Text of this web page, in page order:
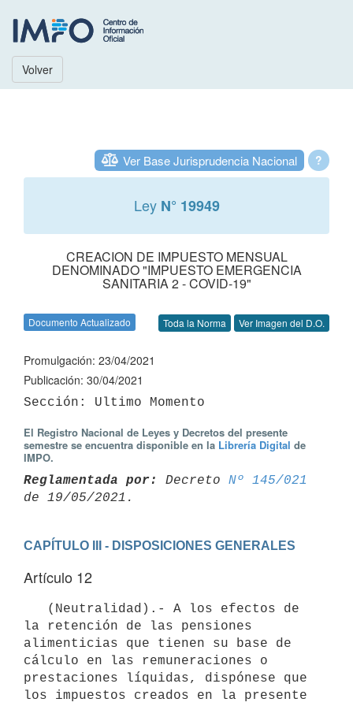
Volver
?
Ver Base Jurisprudencia Nacional
Ley N° 19949
CREACION DE IMPUESTO MENSUAL
DENOMINADO "IMPUESTO EMERGENCIA
SANITARIA 2 - COVID-19"
Documento Actualizado Toda la Norma Ver Imagen del D.O.
Promulgación: 23/04/2021
Publicación: 30/04/2021
El Registro Nacional de Leyes y Decretos del presente
semestre se encuentra disponible en la Librería Digital de
IMPO.
Reglamentada por: Decreto Nº 145/021
CAPÍTULO III - DISPOSICIONES GENERALES
Artículo 12
la retención de las pensiones
alimenticias que tienen su base de
cálculo en las remuneraciones o
prestaciones líquidas, dispónese que
los impuestos creados en la presente